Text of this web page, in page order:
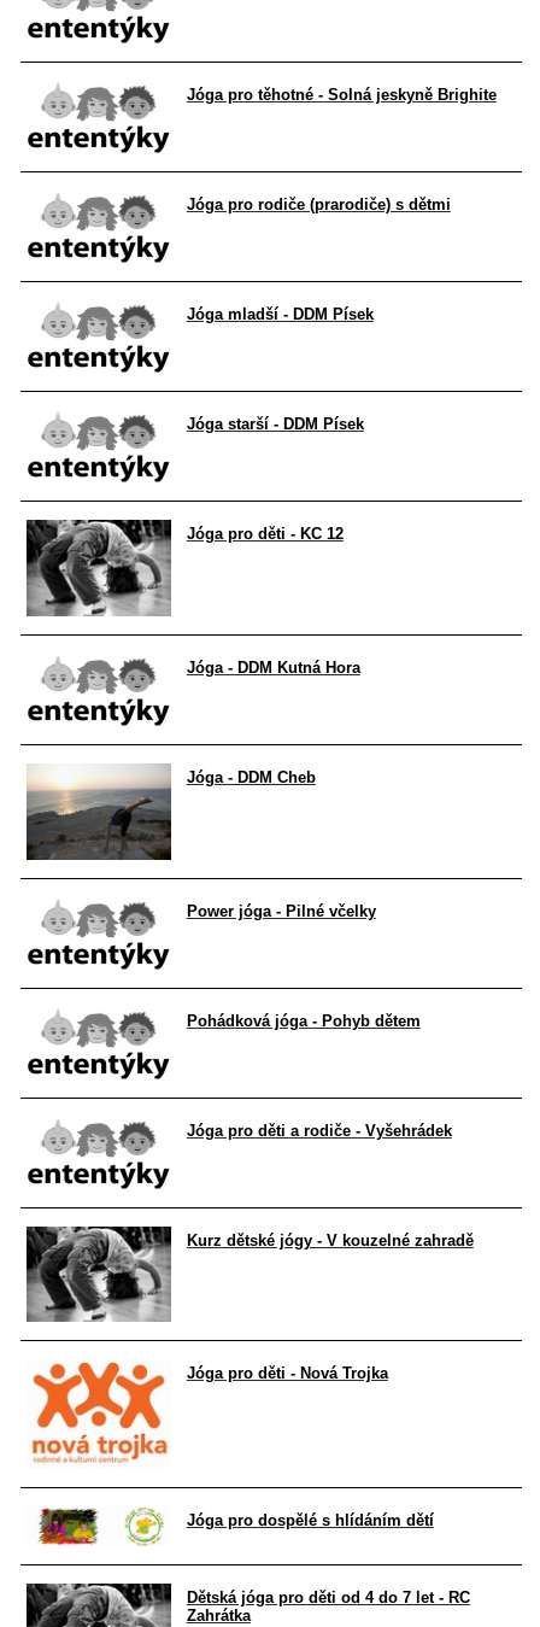
Jóga pro těhotné - Solná jeskyně Brighite
Jóga pro rodiče (prarodiče) s dětmi
Jóga mladší - DDM Písek
Jóga starší - DDM Písek
Jóga pro děti - KC 12
Jóga - DDM Kutná Hora
Jóga - DDM Cheb
Power jóga - Pilné včelky
Pohádková jóga - Pohyb dětem
Jóga pro děti a rodiče - Vyšehrádek
Kurz dětské jógy - V kouzelné zahradě
Jóga pro děti - Nová Trojka
Jóga pro dospělé s hlídáním dětí
Dětská jóga pro děti od 4 do 7 let - RC
Zahrátka